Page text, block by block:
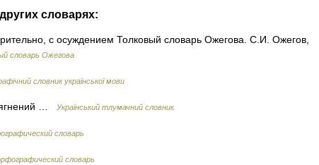
словарях:
с осуждением Толковый словарь Ожегова. С.И. Ожегов,
словарь Ожегова
словник української мови
… Український тлумачний словник
словарь
словарь